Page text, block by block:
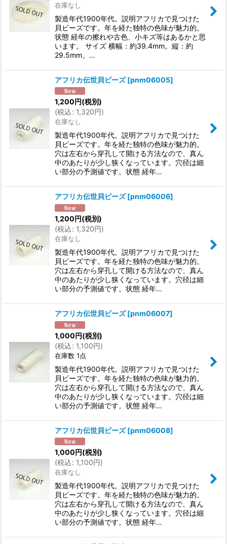
在庫なし
製造年代1900年代。説明アフリカで見つけた
貝ビーズです。年を経た独特の色味が魅力的。
状態 経年の擦れや古色、小キズ等はあるかと思
います。 サイズ 横幅：約39.4mm。縦：約
29.5mm。…
アフリカ伝世貝ビーズ [pnm06005]
1,200円(税別)
(税込: 1,320円)
在庫なし
製造年代1900年代。説明アフリカで見つけた
貝ビーズです。年を経た独特の色味が魅力的。
穴は左右から穿孔して開ける方法なので、真ん
中のあたりが少し狭くなっています。穴径は細
い部分の予測値です。状態 経年…
アフリカ伝世貝ビーズ [pnm06006]
1,200円(税別)
(税込: 1,320円)
在庫なし
製造年代1900年代。説明アフリカで見つけた
貝ビーズです。年を経た独特の色味が魅力的。
穴は左右から穿孔して開ける方法なので、真ん
中のあたりが少し狭くなっています。穴径は細
い部分の予測値です。状態 経年…
アフリカ伝世貝ビーズ [pnm06007]
1,000円(税別)
(税込: 1,100円)
在庫数 1点
製造年代1900年代。説明アフリカで見つけた
貝ビーズです。年を経た独特の色味が魅力的。
穴は左右から穿孔して開ける方法なので、真ん
中のあたりが少し狭くなっています。穴径は細
い部分の予測値です。状態 経年…
アフリカ伝世貝ビーズ [pnm06008]
1,000円(税別)
(税込: 1,100円)
在庫なし
製造年代1900年代。説明アフリカで見つけた
貝ビーズです。年を経た独特の色味が魅力的。
穴は左右から穿孔して開ける方法なので、真ん
中のあたりが少し狭くなっています。穴径は細
い部分の予測値です。状態 経年…